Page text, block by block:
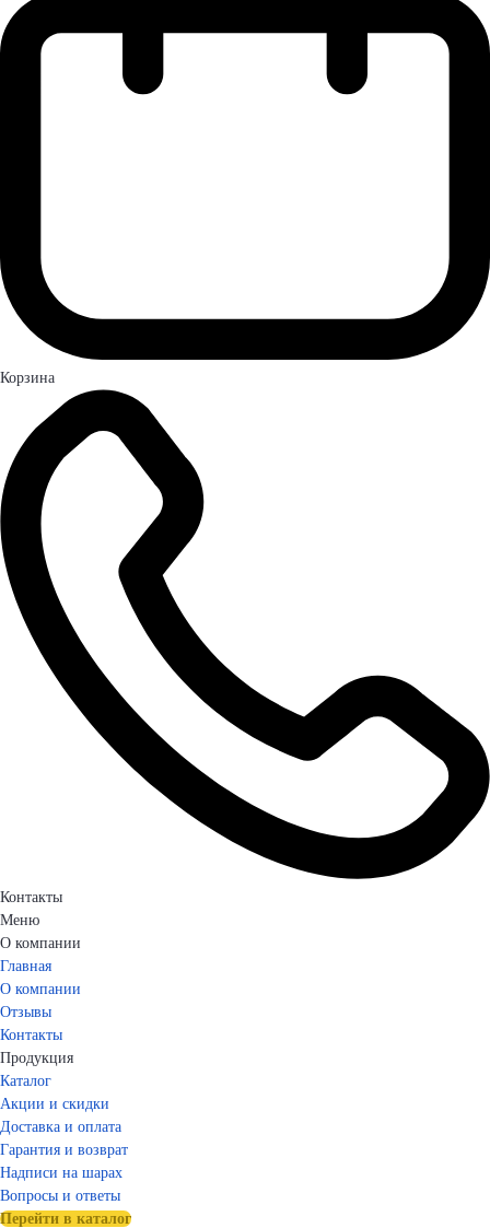
Корзина
Контакты
Меню
О компании
Главная
О компании
Отзывы
Контакты
Продукция
Каталог
Акции и скидки
Доставка и оплата
Гарантия и возврат
Надписи на шарах
Вопросы и ответы
Перейти в каталог